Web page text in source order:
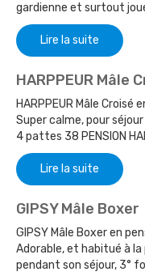
gardienne et surtout
Lire la suite
HARPPEUR Mâle
HARPPEUR Mâle
Super calme, pour
4 pattes 38 PENSION
Lire la suite
GIPSY Mâle Boxer
GIPSY Mâle Boxer en
Adorable, et habitué à
pendant son séjour, 3°